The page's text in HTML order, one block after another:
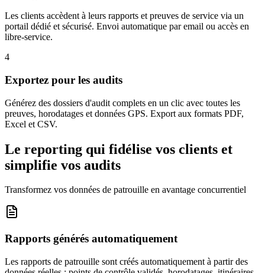
Les clients accèdent à leurs rapports et preuves de service via un
portail dédié et sécurisé. Envoi automatique par email ou accès en
libre-service.
4
Exportez pour les audits
Générez des dossiers d'audit complets en un clic avec toutes les
preuves, horodatages et données GPS. Export aux formats PDF,
Excel et CSV.
Le reporting qui fidélise vos clients et
simplifie vos audits
Transformez vos données de patrouille en avantage concurrentiel
Rapports générés automatiquement
Les rapports de patrouille sont créés automatiquement à partir des